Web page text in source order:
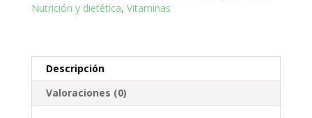
para
un
Bronceado
Nutrición y dietética, Vitaminas
Descripción
Valoraciones (0)